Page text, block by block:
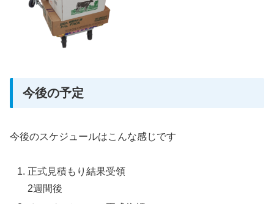
今後の予定
今後のスケジュールはこんな感じです
正式見積もり結果受領
2週間後